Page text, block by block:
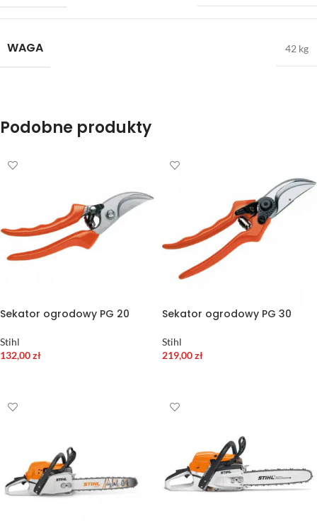
WAGA 42 kg
Podobne produkty
Sekator ogrodowy PG 20
Stihl
132,00zł
Sekator ogrodowy PG 30
Stihl
219,00zł